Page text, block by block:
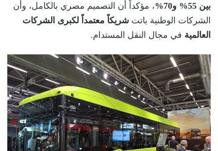
بين 55% و70%
، مؤكداً أن التصميم مصري بالكامل، وأن
الشركات الوطنية باتت شريكاً معتمداً لكبرى الشركات
العالمية في مجال النقل المستدام.